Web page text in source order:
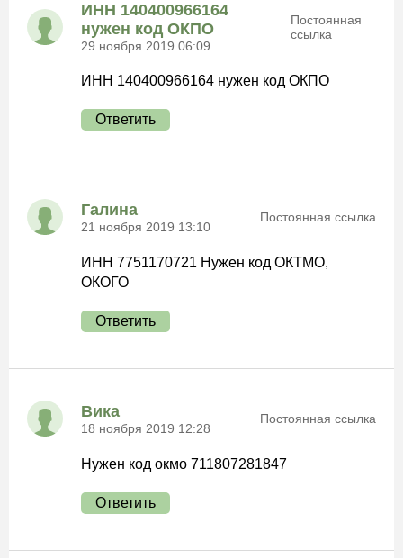
ИНН 140400966164
нужен код ОКПО
29 ноября 2019 06:09
Постоянная
ссылка
ИНН 140400966164 нужен код ОКПО
Ответить
Галина
21 ноября 2019 13:10
Постоянная ссылка
ИНН 7751170721 Нужен код ОКТМО,
ОКОГО
Ответить
Вика
18 ноября 2019 12:28
Постоянная ссылка
Нужен код окмо 711807281847
Ответить